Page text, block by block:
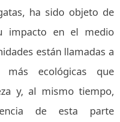
ha sido objeto de
impacto en el medio
están llamadas a
más ecológicas que
y, al mismo tiempo,
de esta parte